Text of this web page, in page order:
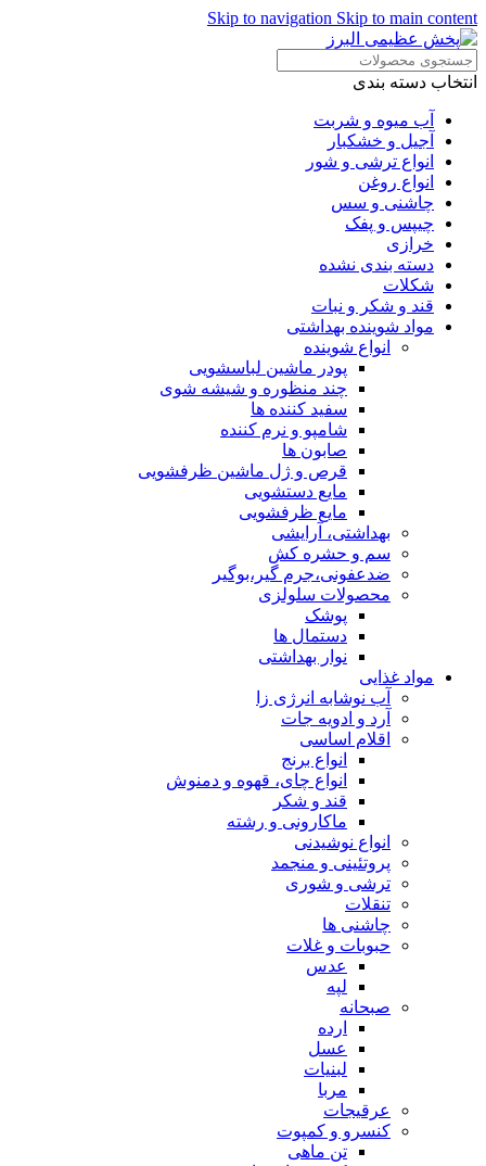
Skip to navigation Skip to main content
انتخاب دسته بندی
آب میوه و شربت
آجیل و خشکبار
انواع ترشی و شور
انواع روغن
چاشنی و سس
چیپس و پفک
خرازی
دسته بندی نشده
شکلات
قند و شکر و نبات
مواد شوینده بهداشتی
انواع شوینده
پودر ماشین لباسشویی
چند منظوره و شیشه شوی
سفید کننده ها
شامپو و نرم کننده
صابون ها
قرص و ژل ماشین ظرفشویی
مایع دستشویی
مایع ظرفشویی
بهداشتی، آرایشی
سم و حشره کش
ضدعفونی،جرم گیر،بوگیر
محصولات سلولزی
پوشک
دستمال ها
نوار بهداشتی
مواد غذایی
آب نوشابه انرژی زا
آرد و ادویه جات
اقلام اساسی
انواع برنج
انواع چای، قهوه و دمنوش
قند و شکر
ماکارونی و رشته
انواع نوشیدنی
پروتئینی و منجمد
ترشی و شوری
تنقلات
چاشنی ها
حبوبات و غلات
عدس
لپه
صبحانه
ارده
عسل
لبنیات
مربا
عرقیجات
کنسرو و کمپوت
تن ماهی